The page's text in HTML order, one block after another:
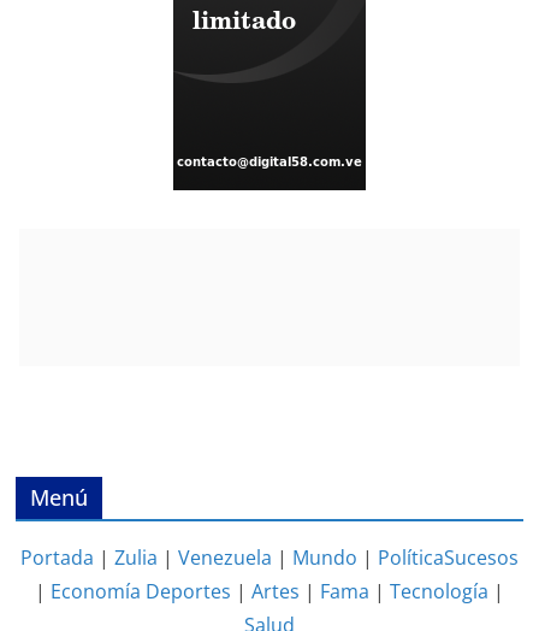
Menú
Portada | Zulia | Venezuela | Mundo | PolíticaSucesos
| Economía Deportes | Artes | Fama | Tecnología |
Salud